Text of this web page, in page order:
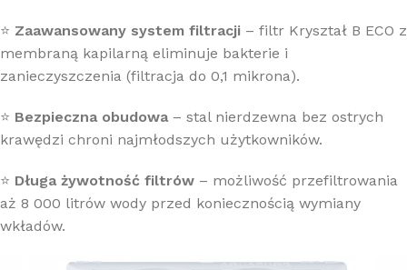
⭐ Zaawansowany system filtracji – filtr Kryształ B ECO z
membraną kapilarną eliminuje bakterie i
zanieczyszczenia (filtracja do 0,1 mikrona).
⭐ Bezpieczna obudowa – stal nierdzewna bez ostrych
krawędzi chroni najmłodszych użytkowników.
⭐ Długa żywotność filtrów – możliwość przefiltrowania
aż 8 000 litrów wody przed koniecznością wymiany
wkładów.